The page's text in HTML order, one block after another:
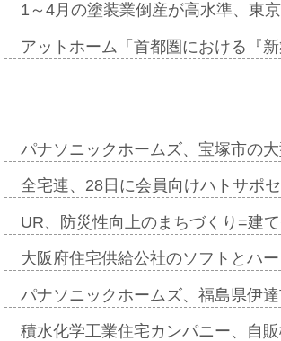
1～4月の塗装業倒産が高水準、東
アットホーム「首都圏における『
パナソニックホームズ、宝塚市の
全宅連、28日に会員向けハトサポ
UR、防災性向上のまちづくり=建
大阪府住宅供給公社のソフトとハ
パナソニックホームズ、福島県伊
積水化学工業住宅カンパニー、自